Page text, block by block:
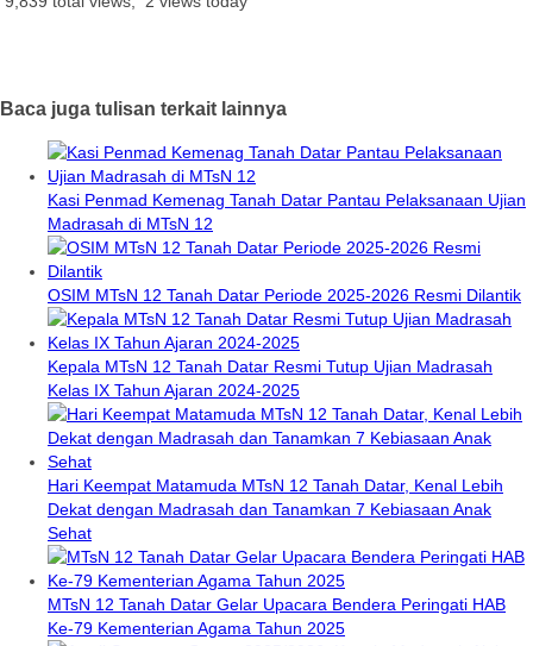
Baca juga tulisan terkait lainnya
Kasi Penmad Kemenag Tanah Datar Pantau Pelaksanaan Ujian
Madrasah di MTsN 12
OSIM MTsN 12 Tanah Datar Periode 2025-2026 Resmi Dilantik
Kepala MTsN 12 Tanah Datar Resmi Tutup Ujian Madrasah
Kelas IX Tahun Ajaran 2024-2025
Hari Keempat Matamuda MTsN 12 Tanah Datar, Kenal Lebih
Dekat dengan Madrasah dan Tanamkan 7 Kebiasaan Anak
Sehat
MTsN 12 Tanah Datar Gelar Upacara Bendera Peringati HAB
Ke-79 Kementerian Agama Tahun 2025